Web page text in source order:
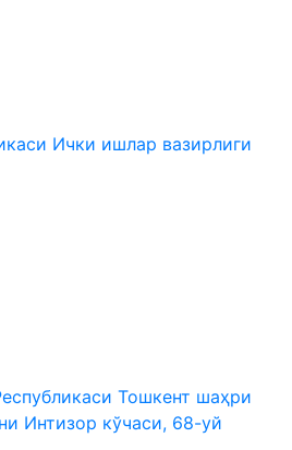
Ички ишлар вазирлиги
Тошкент шаҳри
Интизор кўчаси, 68-уй